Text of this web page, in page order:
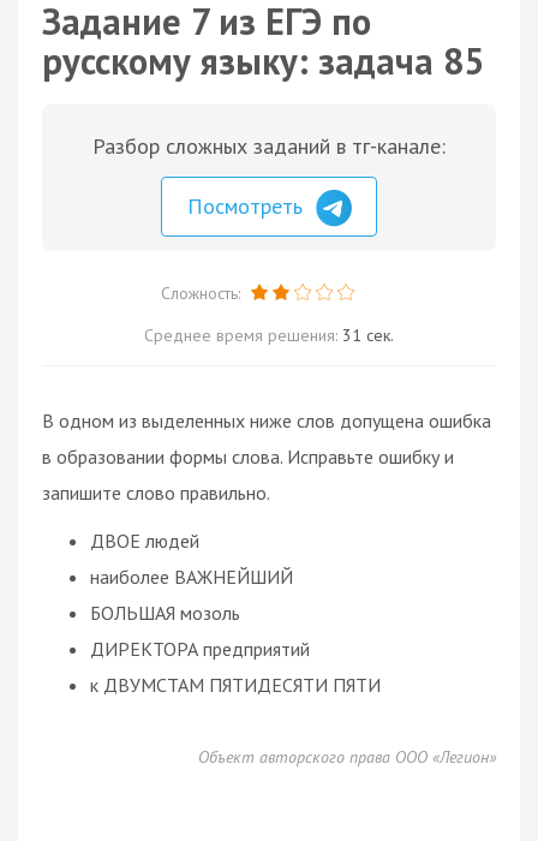
Задание 7 из ЕГЭ по
русскому языку: задача 85
Разбор сложных заданий в тг-канале:
Посмотреть
Сложность:
Среднее время решения: 31 сек.
В одном из выделенных ниже слов допущена ошибка
в образовании формы слова. Исправьте ошибку и
запишите слово правильно.
ДВОЕ людей
наиболее ВАЖНЕЙШИЙ
БОЛЬШАЯ мозоль
ДИРЕКТОРА предприятий
к ДВУМСТАМ ПЯТИДЕСЯТИ ПЯТИ
Объект авторского права ООО «Легион»